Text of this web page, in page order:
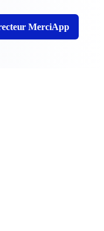
MerciApp